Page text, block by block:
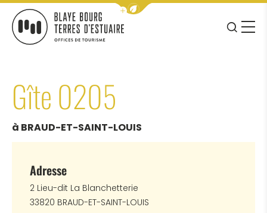
Afficher la barre de navigation
JE
MENU
Gîte 0205
à BRAUD-ET-SAINT-LOUIS
Adresse
2 Lieu-dit La Blanchetterie
33820 BRAUD-ET-SAINT-LOUIS